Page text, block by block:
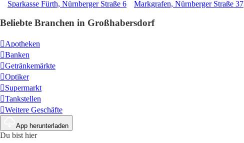
Sparkasse Fürth, Nürnberger Straße 6
Markgrafen, Nürnberger Straße 37
Beliebte Branchen in Großhabersdorf
Apotheken
Banken
Getränkemärkte
Optiker
Supermarkt
Tankstellen
Weitere Geschäfte
App herunterladen
Du bist hier